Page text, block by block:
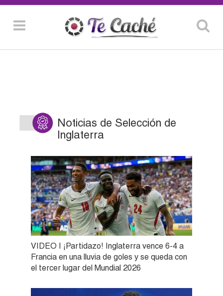
Noticias de Selección de
Inglaterra
VIDEO | ¡Partidazo! Inglaterra vence 6-4 a
Francia en una lluvia de goles y se queda con
el tercer lugar del Mundial 2026